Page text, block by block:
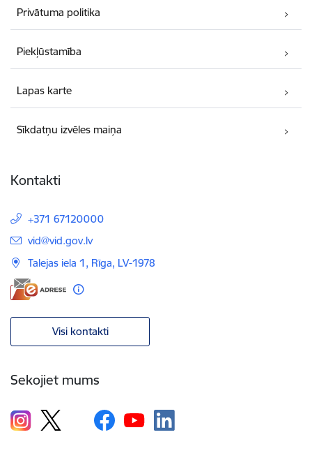
Privātuma politika
Piekļūstamība
Lapas karte
Sīkdatņu izvēles maiņa
Kontakti
+371 67120000
E-pasts:
vid@vid.gov.lv
Talejas iela 1, Rīga, LV-1978
Visi kontakti
Sekojiet mums